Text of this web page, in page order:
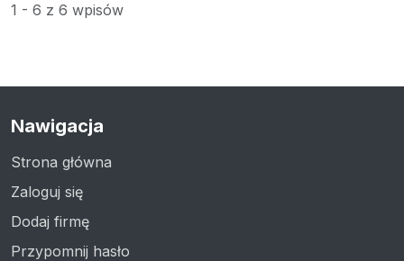
1 - 6 z 6 wpisów
Nawigacja
Strona główna
Zaloguj się
Dodaj firmę
Przypomnij hasło